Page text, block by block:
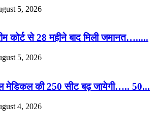
5, 2026
कोर्ट से 28 महीने बाद मिली जमानत….....
5, 2026
मेडिकल की 250 सीट बढ़ जायेगी….. 50...
4, 2026